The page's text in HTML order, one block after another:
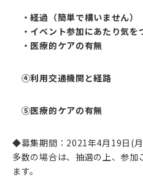
・経過（簡単で構いません）
・イベント参加にあたり気を
・医療的ケアの有無
④利用交通機関と経路
⑤医療的ケアの有無
◆募集期間：2021年4月19日(
多数の場合は、抽選の上、参加
ます。